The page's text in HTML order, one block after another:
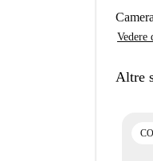
Chino
Vedere
Altre